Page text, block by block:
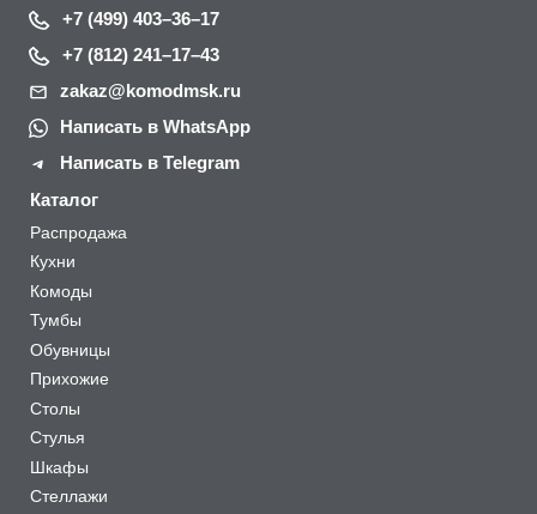
+7 (499) 403–36–17
+7 (812) 241–17–43
zakaz@komodmsk.ru
Написать в WhatsApp
Написать в Telegram
Каталог
Распродажа
Кухни
Комоды
Тумбы
Обувницы
Прихожие
Столы
Стулья
Шкафы
Стеллажи